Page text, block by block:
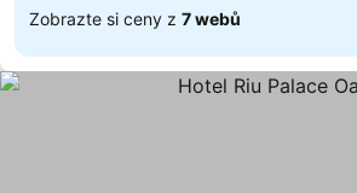
Zobrazte si ceny z 7 webů